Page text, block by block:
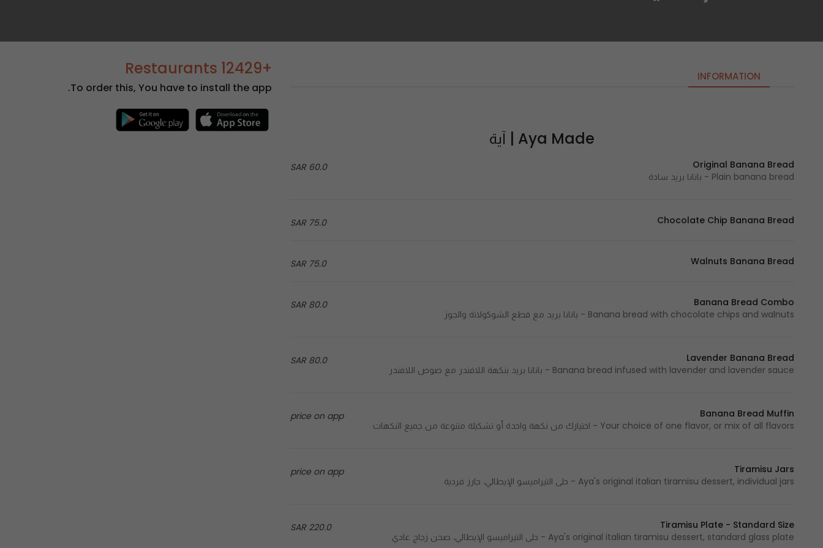
INFORMATION
Aya Made | آية
60.0 SAR
Original Banana Bread
Plain banana bread - بانانا بريد سادة
75.0 SAR Chocolate Chip Banana Bread
75.0 SAR Walnuts Banana Bread
80.0 SAR
Banana Bread Combo
Banana bread with chocolate chips and walnuts - بانانا بريد مع قطع الشوكولاتة والجوز
80.0 SAR
Lavender Banana Bread
Banana bread infused with lavender and lavender sauce - بانانا بريد بنكهة اللافندر مع صوص اللافندر
price on app
Banana Bread Muffin
Your choice of one flavor, or mix of all flavors - اختيارك من نكهة واحدة أو تشكيلة متنوعة من جميع النكهات
price on app
Tiramisu Jars
Aya's original italian tiramisu dessert, individual jars - حلى التيراميسو الإيطالي، جارز فردية
220.0 SAR
Tiramisu Plate - Standard Size
Aya's original italian tiramisu dessert, standard glass plate - حلى التيراميسو الإيطالي، صحن زجاج عادي
+12429 Restaurants
To order this, You have to install the app.